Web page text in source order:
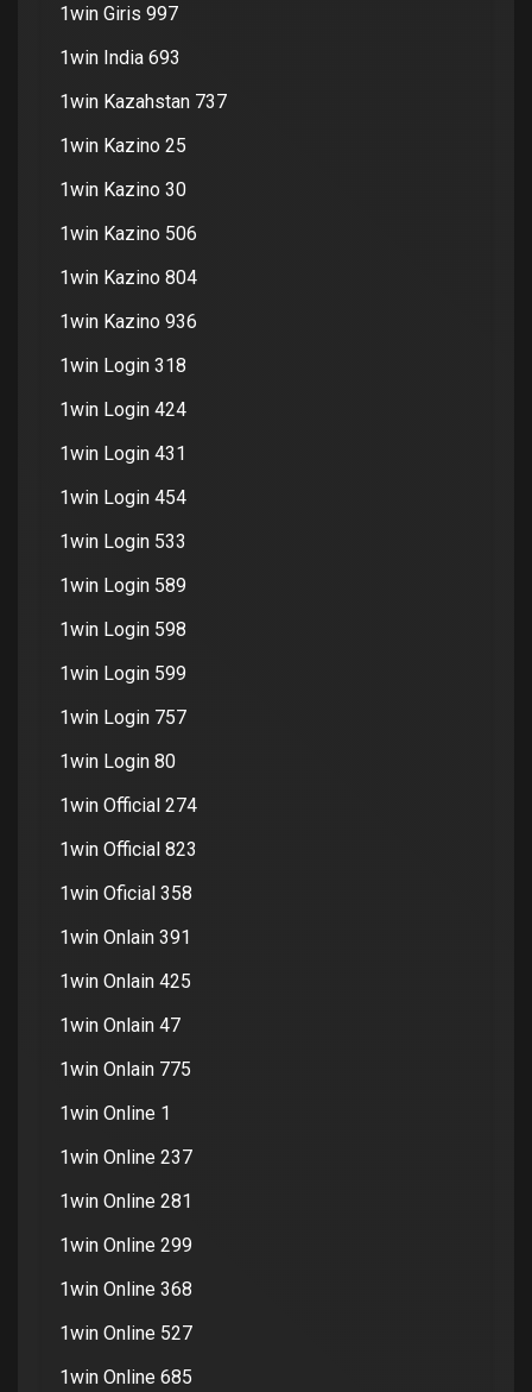
1win Giris 997
1win India 693
1win Kazahstan 737
1win Kazino 25
1win Kazino 30
1win Kazino 506
1win Kazino 804
1win Kazino 936
1win Login 318
1win Login 424
1win Login 431
1win Login 454
1win Login 533
1win Login 589
1win Login 598
1win Login 599
1win Login 757
1win Login 80
1win Official 274
1win Official 823
1win Oficial 358
1win Onlain 391
1win Onlain 425
1win Onlain 47
1win Onlain 775
1win Online 1
1win Online 237
1win Online 281
1win Online 299
1win Online 368
1win Online 527
1win Online 685